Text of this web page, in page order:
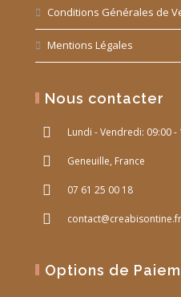
Conditions Générales de
Mentions Légales
Nous contacter
Lundi - Vendredi: 09:00 -
Geneuille, France
07 61 25 00 18
contact@creabisontine.fr
Options de